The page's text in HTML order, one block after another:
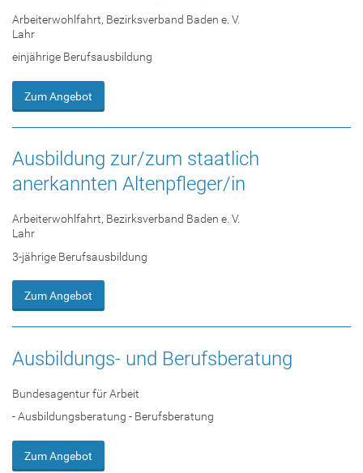
Arbeiterwohlfahrt, Bezirksverband Baden e. V.
Lahr
einjährige Berufsausbildung
Zum Angebot
Ausbildung zur/zum staatlich
anerkannten Altenpfleger/in
Arbeiterwohlfahrt, Bezirksverband Baden e. V.
Lahr
3-jährige Berufsausbildung
Zum Angebot
Ausbildungs- und Berufsberatung
Bundesagentur für Arbeit
- Ausbildungsberatung - Berufsberatung
Zum Angebot